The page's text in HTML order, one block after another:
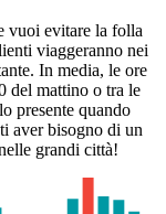
vuoi evitare la folla
viaggeranno nei
In media, le ore
del mattino o tra le
presente quando
aver bisogno di un
grandi città!